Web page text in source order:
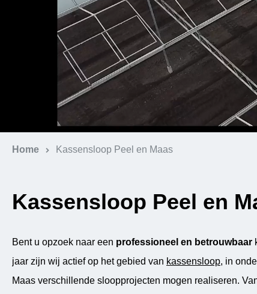
Home Kassensloop Peel en Maas
Kassensloop Peel en
Bent u opzoek naar een professioneel en betrouwbaar
jaar zijn wij actief op het gebied van kassensloop, in
Maas verschillende sloopprojecten mogen realiseren.